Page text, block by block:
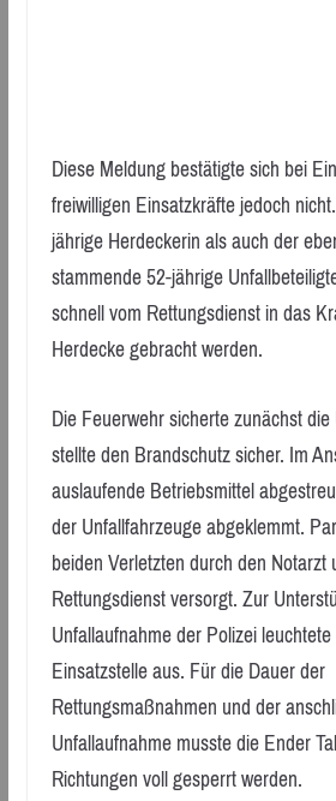
Diese Meldung bestätigte sich bei
freiwilligen Einsatzkräfte jedoch
jährige Herdeckerin als auch der
stammende 52-jährige
schnell vom Rettungsdienst in das
Herdecke gebracht werden.
Die Feuerwehr sicherte zunächst
stellte den Brandschutz sicher. Im
auslaufende Betriebsmittel
der Unfallfahrzeuge abgeklemmt.
beiden Verletzten durch den Notarzt
Rettungsdienst versorgt. Zur
Unfallaufnahme der Polizei
Einsatzstelle aus. Für die Dauer der
Rettungsmaßnahmen und der
Unfallaufnahme musste die Ender
Richtungen voll gesperrt werden.